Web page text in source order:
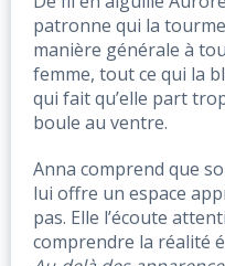
patronne qui la
manière générale à
femme, tout ce qui la
qui fait qu’elle part
boule au ventre.
Anna comprend que
lui offre un espace
pas. Elle l’écoute